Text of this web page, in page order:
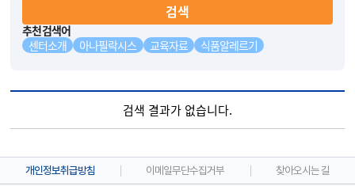
검색
추천검색어
센터소개
아나필락시스 교육자료 식품알레르기
검색 결과가 없습니다.
개인정보취급방침 이메일무단수집거부 찾아오시는 길